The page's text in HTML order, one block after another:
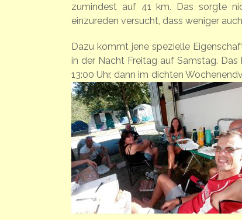
zumindest auf 41 km. Das sorgte
einzureden versucht, dass weniger
Dazu kommt jene spezielle
in der Nacht Freitag auf Samstag.
13:00 Uhr, dann im dichten